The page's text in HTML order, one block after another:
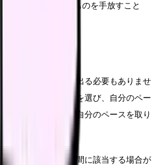
見直し、手放せるものを手放すこと
こと
すべての勉強会に出る必要もありませ
本当に必要な学びを選び、自分のペー
は後退ではなく、自分のペースを取り
るものなら労働時間に該当する場合が